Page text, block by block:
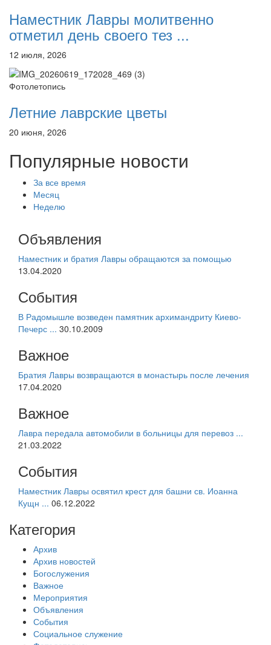
Наместник Лавры молитвенно
отметил день своего тез ...
12 июля, 2026
Фотолетопись
Летние лаврские цветы
20 июня, 2026
Популярные новости
За все время
Месяц
Неделю
Объявления
Наместник и братия Лавры обращаются за помощью
13.04.2020
События
В Радомышле возведен памятник архимандриту Киево-
Печерс ... 30.10.2009
Важное
Братия Лавры возвращаются в монастырь после лечения
17.04.2020
Важное
Лавра передала автомобили в больницы для перевоз ...
21.03.2022
События
Наместник Лавры освятил крест для башни св. Иоанна
Кущн ... 06.12.2022
Категория
Архив
Архив новостей
Богослужения
Важное
Мероприятия
Объявления
События
Социальное служение